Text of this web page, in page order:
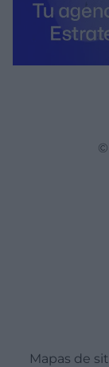
©
Mapas de